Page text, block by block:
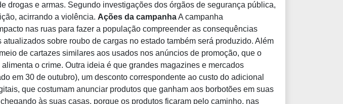
drogas e armas. Segundo investigações dos órgãos de segurança pública,
acirrando a violência. Ações da campanhaA campanha
nas ruas para fazer a população compreender as consequências
sobre roubo de cargas no estado também será produzido. Além
de cartazes similares aos usados nos anúncios de promoção, que o
o crime. Outra ideia é que grandes magazines e mercados
em 30 de outubro), um desconto correspondente ao custo do adicional
que costumam anunciar produtos que ganham aos borbotões em suas
às suas casas, porque os produtos ficaram pelo caminho, nas